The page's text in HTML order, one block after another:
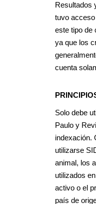
Resultados
tuvo acceso
este tipo de
ya que los
cuenta
Solo debe
Paulo y
indexación.
utilizarse
animal, los
utilizados
activo o el
país de